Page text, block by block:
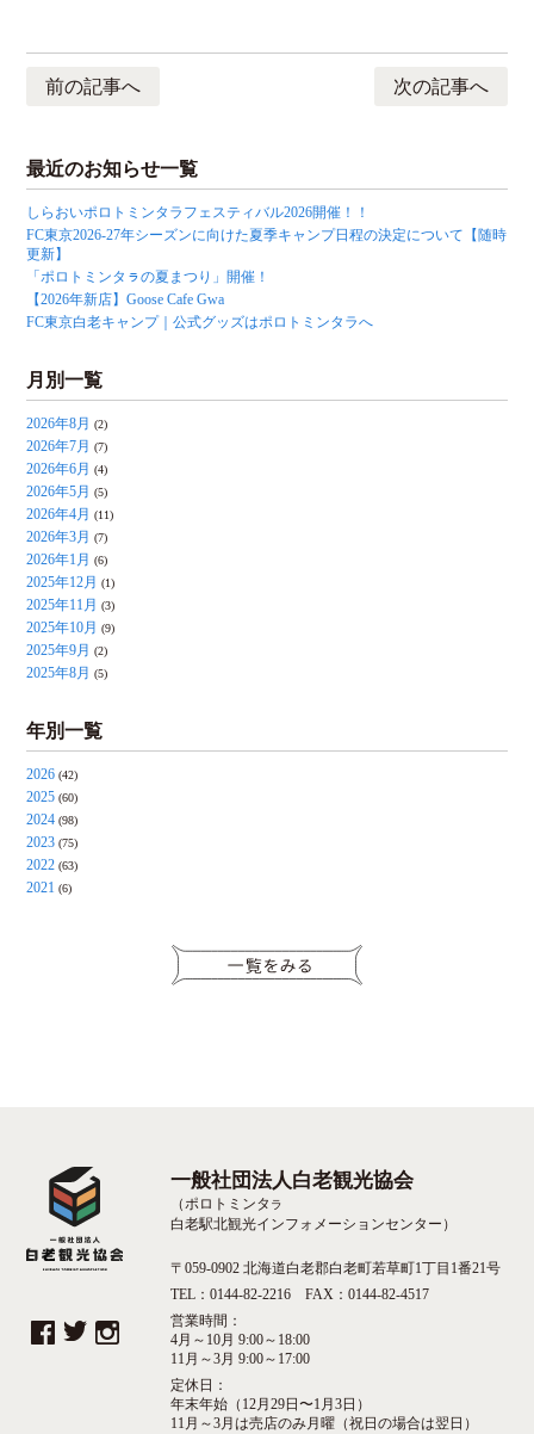
前の記事へ 次の記事へ
最近のお知らせ一覧
しらおいポロトミンタラフェスティバル2026開催！！
FC東京2026-27年シーズンに向けた夏季キャンプ日程の決定について【随時
更新】
「ポロトミンタㇻの夏まつり」開催！
【2026年新店】Goose Cafe Gwa
FC東京白老キャンプ｜公式グッズはポロトミンタラへ
月別一覧
2026年8月 (2)
2026年7月 (7)
2026年6月 (4)
2026年5月 (5)
2026年4月 (11)
2026年3月 (7)
2026年1月 (6)
2025年12月 (1)
2025年11月 (3)
2025年10月 (9)
2025年9月 (2)
2025年8月 (5)
年別一覧
2026 (42)
2025 (60)
2024 (98)
2023 (75)
2022 (63)
2021 (6)
一般社団法人白老観光協会
（ポロトミンタ ラ
白老駅北観光インフォメーションセンター）
〒059-0902 北海道白老郡白老町若草町1丁目1番21号
TEL：0144-82-2216 FAX：0144-82-4517
営業時間：
4月～10月 9:00～18:00
11月～3月 9:00～17:00
定休日：
年末年始（12月29日〜1月3日）
11月～3月は売店のみ月曜（祝日の場合は翌日）